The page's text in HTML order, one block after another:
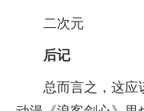
二次元
后记
总而言之，这应